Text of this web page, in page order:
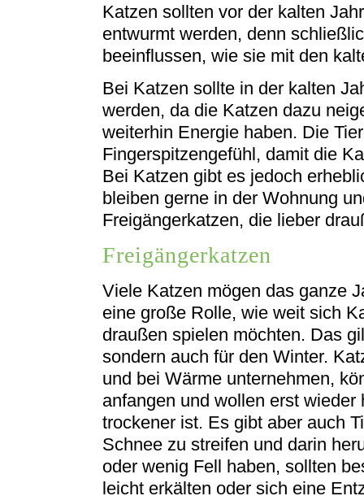
Katzen sollten vor der kalten
entwurmt werden, denn
beeinflussen, wie sie mit den
Bei Katzen sollte in der kalten
werden, da die Katzen dazu
weiterhin Energie haben. Die
Fingerspitzengefühl, damit die
Bei Katzen gibt es jedoch
bleiben gerne in der Wohnung
Freigängerkatzen, die lieber
Freigängerkatzen
Viele Katzen mögen das ganze
eine große Rolle, wie weit sich
draußen spielen möchten. Das
sondern auch für den Winter.
und bei Wärme unternehmen,
anfangen und wollen erst
trockener ist. Es gibt aber auch
Schnee zu streifen und darin
oder wenig Fell haben, sollten
leicht erkälten oder sich eine